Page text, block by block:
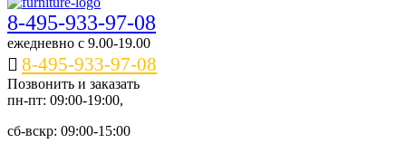
8-495-933-97-08
ежедневно c 9.00-19.00
8-495-933-97-08
Позвонить и заказать
пн-пт: 09:00-19:00,
сб-вскр: 09:00-15:00